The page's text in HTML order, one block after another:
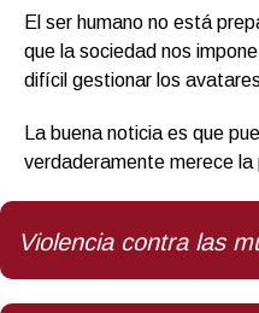
El ser humano no está
que la sociedad nos
difícil gestionar los
La buena noticia es que
verdaderamente merece la
Violencia contra las